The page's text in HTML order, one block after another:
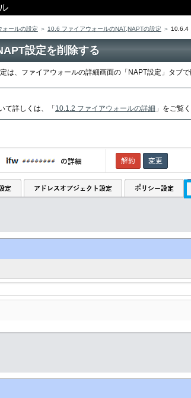
ォールの設定 10.6 ファイアウォールのNAT,NAPTの設定 10.6.4
設定を削除する
は、ファイアウォールの詳細画面の「NAPT設定」タブ
て詳しくは、「 10.1.2 ファイアウォールの詳細 」をご覧